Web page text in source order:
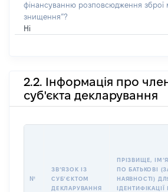
фінансуванню розповсюдження зброї
знищення”?
Ні
2.2. Інформація про
суб'єкта декларування
№
ЗВʼЯЗОК ІЗ
СУБʼЄКТОМ
ДЕКЛАРУВАННЯ
ПРІЗВИЩЕ,
ПО БАТЬКОВІ
НАЯВНОСТІ)
ІДЕНТИФІКАЦІЇ